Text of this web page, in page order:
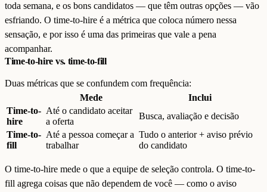
toda semana, e os bons candidatos — que têm outras opções — vão
esfriando. O time-to-hire é a métrica que coloca número nessa
sensação, e por isso é uma das primeiras que vale a pena
acompanhar.
Time-to-hire vs. time-to-fill
Duas métricas que se confundem com frequência:
Mede
Inclui
Time-to-
hire
Até o candidato aceitar
a oferta
Busca, avaliação e decisão
Time-to-
fill
Até a pessoa começar a
trabalhar
Tudo o anterior + aviso prévio
do candidato
O time-to-hire mede o que a equipe de seleção controla. O time-to-
fill agrega coisas que não dependem de você — como o aviso